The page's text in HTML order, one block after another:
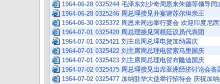
1964-06-28 0325244 毛泽东刘少奇周恩来朱德等领导
1964-06-28 0325246 周总理接见并宴请苏尔坦亲王
1964-06-30 0325372 周恩来同志举行宴会 欢迎印度尼
1964-07-01 0325420 周总理接见阿根廷议员代表团
1964-07-01 0325421 刘主席周总理电贺加纳国庆
1964-07-01 0325422 刘主席周总理电贺索马里国庆
1964-07-01 0325423 刘主席周总理电贺布隆迪国庆
1964-07-02 0325475 周总理接见出席亚洲经济讨论会
1964-07-02 0325477 加纳驻华大使举行招待会 庆祝加